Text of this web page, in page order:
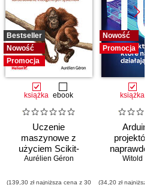
Bestseller
Nowość
Promocja
książka ebook
Uczenie
maszynowe z
użyciem Scikit-
Learn i PyTorch.
narzędzia i techniki
Aurélien Géron
(139,30 zł najniższa cena z 30
Nowość
Promocja
książka
Arduino.
projektów,
naprawdę
Witold
(34,20 zł najniższa